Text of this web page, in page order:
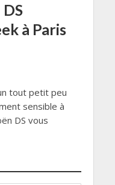
à Paris
tout petit peu
sensible à
DS vous